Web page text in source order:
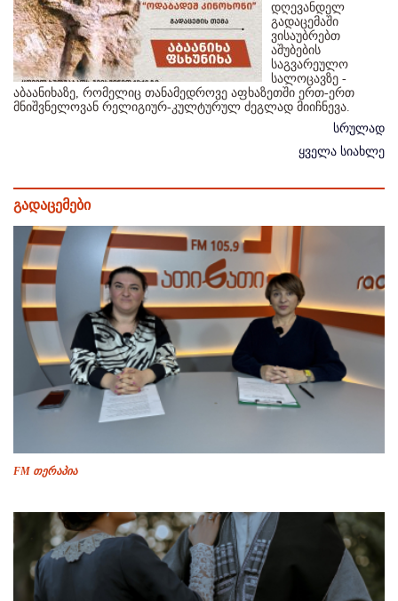
დღევანდელ
გადაცემაში
ვისაუბრებთ
აშუბების
საგვარეულო
სალოცავზე -
აბაანიხაზე, რომელიც თანამედროვე აფხაზეთში ერთ-ერთ
მნიშვნელოვან რელიგიურ-კულტურულ ძეგლად მიიჩნევა.
სრულად
ყველა სიახლე
გადაცემები
FM თერაპია